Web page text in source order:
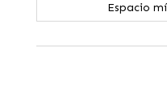
Espacio